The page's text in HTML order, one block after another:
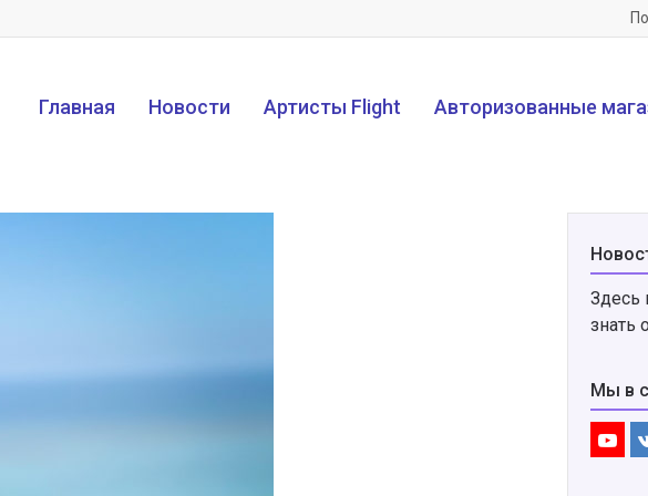
Главная Новости Артисты Flight Авторизованные
Здесь
знать
Мы в